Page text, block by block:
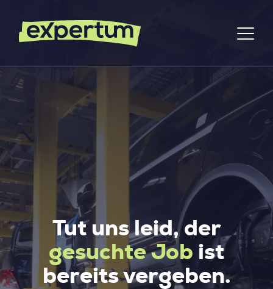
Tut uns leid, der
gesuchte Job ist
bereits vergeben.